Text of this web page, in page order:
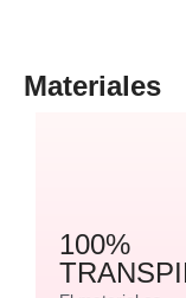
Materiales
100%